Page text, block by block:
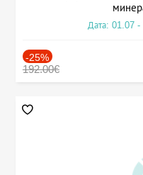
Дата: 01.07
-25%
192.00€